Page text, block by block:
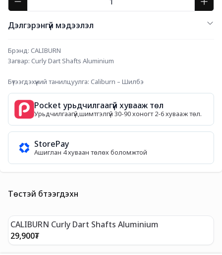
Дэлгэрэнгүй мэдээлэл
Брэнд: CALIBURN
Загвар: Curly Dart Shafts Aluminium
Бүтээгдэхүүний танилцуулга: Caliburn – Шилбэ
Pocket урьдчилгаагүй хувааж төл
Урьдчилгаагүй,шимтгэлгүй 30-90 хоногт 2-6 хувааж төл.
StorePay
Ашиглан 4 хуваан төлөх боломжтой
Төстэй бүтээгдэхүүн
CALIBURN Curly Dart Shafts Aluminium
29,900₮